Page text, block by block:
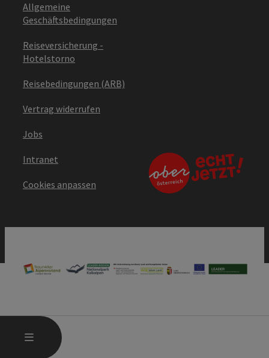
MENÜ
Allgemeine
Geschäftsbedingungen
Reiseversicherung -
Hotelstorno
Reisebedingungen (ARB)
Vertrag widerrufen
Jobs
Intranet
Cookies anpassen